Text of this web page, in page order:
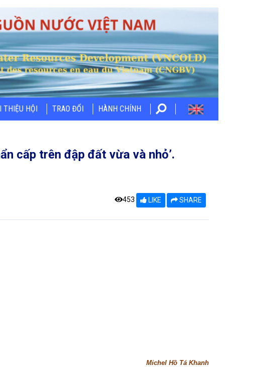
THIỆU HỘI TRAO ĐỔI HÀNH CHÍNH
cấp trên đập đất vừa và nhỏ’.
453 LIKE SHARE
Michel Hồ Tá Khanh